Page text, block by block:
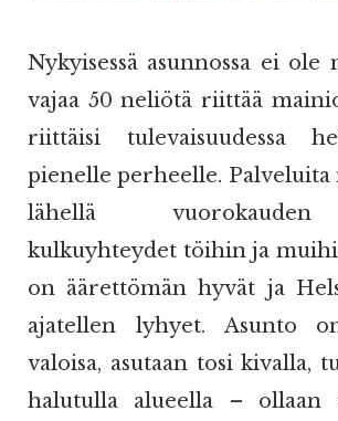
Nykyisessä asunnossa ei ole
vajaa 50 neliötä riittää
riittäisi tulevaisuudessa
pienelle perheelle.
lähellä
kulkuyhteydet töihin ja
on äärettömän hyvät ja
ajatellen lyhyet. Asunto
valoisa, asutaan tosi kivalla,
halutulla alueella – ollaan